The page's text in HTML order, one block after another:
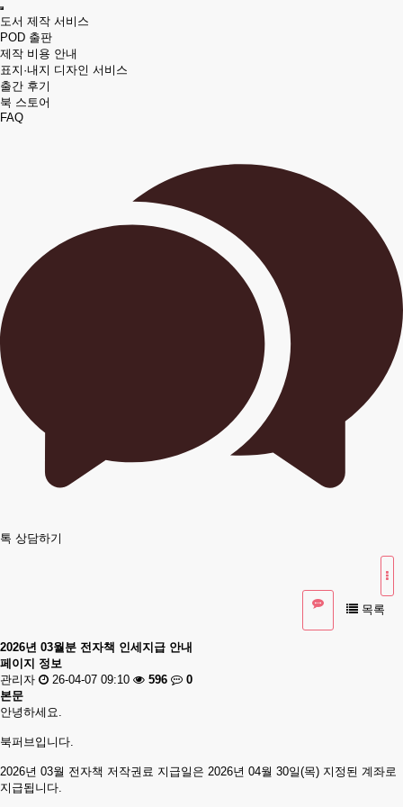
도서 제작 서비스
POD 출판
제작 비용 안내
표지·내지 디자인 서비스
출간 후기
북 스토어
FAQ
톡 상담하기
목록
2026년 03월분 전자책 인세지급 안내
페이지 정보
관리자
26-04-07 09:10 596
0
본문
안녕하세요.
​​북퍼브입니다.
2026년 03월 전자책 저작권료 지급일은 2026년 04월 30일(목) 지정된 계좌로
지급됩니다.